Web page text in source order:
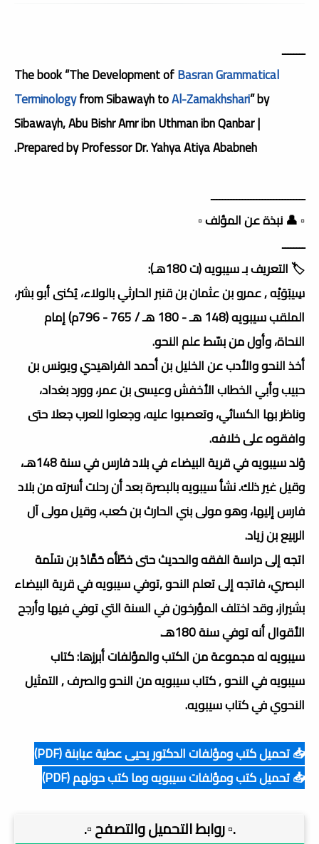
ــــــــ
The book “The Development ofBasran Grammatical
Terminologyfrom Sibawayh toAl-Zamakhshari” by
Sibawayh, Abu Bishr Amr ibn Uthman ibn Qanbar |
Prepared by Professor Dr. Yahya Atiya Ababneh.
ـــــــــــــــــــــــــــــــــ
▫️ 👤 نبذة عن المؤلف ▫️
ــــــــ
🏷️ التعريف بـ سيبويه (ت 180هـ):
سِيبَوَيْه , عمرو بن عثمان بن قنبر الحارثي بالولاء، يُكنى أبو بشر،
الملقب سيبويه (148 هـ - 180 هـ / 765 - 796م) إمام
النحاة، وأول من بسّط علم النحو.
أخذ النحو والأدب عن الخليل بن أحمد الفراهيدي ويونس بن
حبيب وأبي الخطاب الأخفش وعيسى بن عمر، وورد بغداد،
وناظر بها الكسائي، وتعصبوا عليه، وجعلوا للعرب جعلا حتى
وافقوه على خلافه.
وُلد سيبويه في قرية البيضاء في بلاد فارس في سنة 148هـ،
وقيل غير ذلك. نشأ سيبويه بالبصرة بعد أن رحلت أسرته من بلاد
فارس إليها، وهو مولى بني الحارث بن كعب، وقيل مولى آل
الربيع بن زياد.
اتجه إلى دراسة الفقه والحديث حتى خطّأه حَمَّادُ بن سَلَمة
البصري، فاتجه إلى تعلم النحو ,توفي سيبويه في قرية البيضاء
بشيراز، وقد اختلف المؤرخون في السنة التي توفي فيها وأرجح
الأقوال أنه توفي سنة 180هـ.
سيبويه له مجموعة من الكتب والمؤلفات أبرزها: كتاب
سيبويه في النحو , كتاب سيبويه من النحو والصرف , التمثيل
النحوي في كتاب سيبويه.
📥 تحميل كتب ومؤلفات الدكتور يحيى عطية عبابنة (PDF)
📥 تحميل كتب ومؤلفات سيبويه وما كتب حولهم (PDF)
.▫️ روابط التحميل والتصفح ▫️.